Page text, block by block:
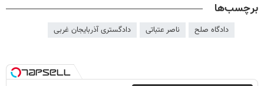
برچسب‌ها
دادگاه صلح ناصر عتباتی دادگستری آذربایجان غربی